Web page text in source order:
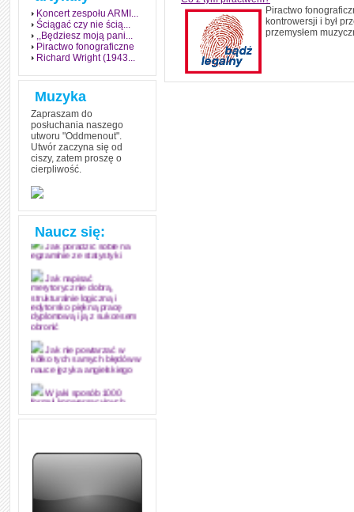
Koncert zespołu ARMI...
Ściągać czy nie ścią...
,,Będziesz moją pani...
Piractwo fonograficzne
Richard Wright (1943...
Muzyka
Zapraszam do
posłuchania naszego
utworu "Oddmenout".
Utwór zaczyna się od
ciszy, zatem proszę o
cierpliwość.
Naucz się:
Jak stworzyć fenomen
egzamin? Poznaj metody
Jak poradzić sobie na
egzaminie ze statystyki
Jak napisać
merytorycznie dobrą,
strukturalnie logiczną i
edytorsko piękną pracę
dyplomową i ją z sukcesem
obronić
Jak nie powtarzać w
kółko tych samych błędów w
nauce języka angielskiego
W jaki sposób 1000
pozwoli Ci opanować język
zapamiętasz
Piractwo
kontrowersji i był
przemysłem